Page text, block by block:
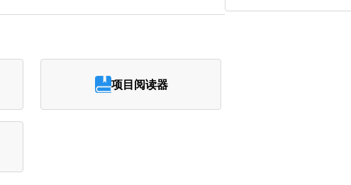
项目阅读器